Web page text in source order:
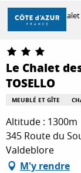
Aller
contenu
principal
À FAIRE
Accueil Le
Le Chalet
TOSELLO
MEUBLÉ ET GÎTE
Altitude : 1300m
345 Route du
Valdeblore
M'y rendre